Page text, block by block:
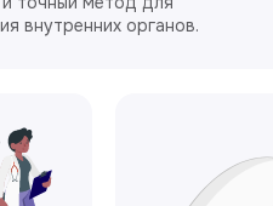
внутренних органов.